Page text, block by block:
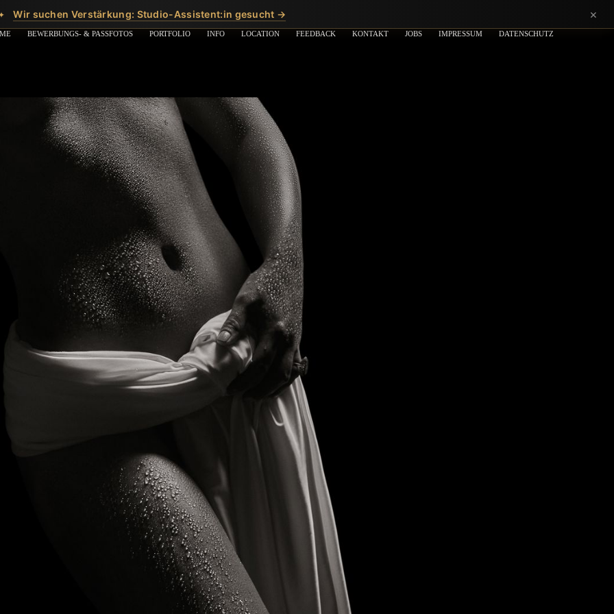
BEWERBUNGS- & PASSFOTOS PORTFOLIO INFO LOCATION FEEDBACK KONTAKT JOBS IMPRESSUM DATENSCHUTZ
Wir suchen Verstärkung: Studio-Assistent:in gesucht → ×